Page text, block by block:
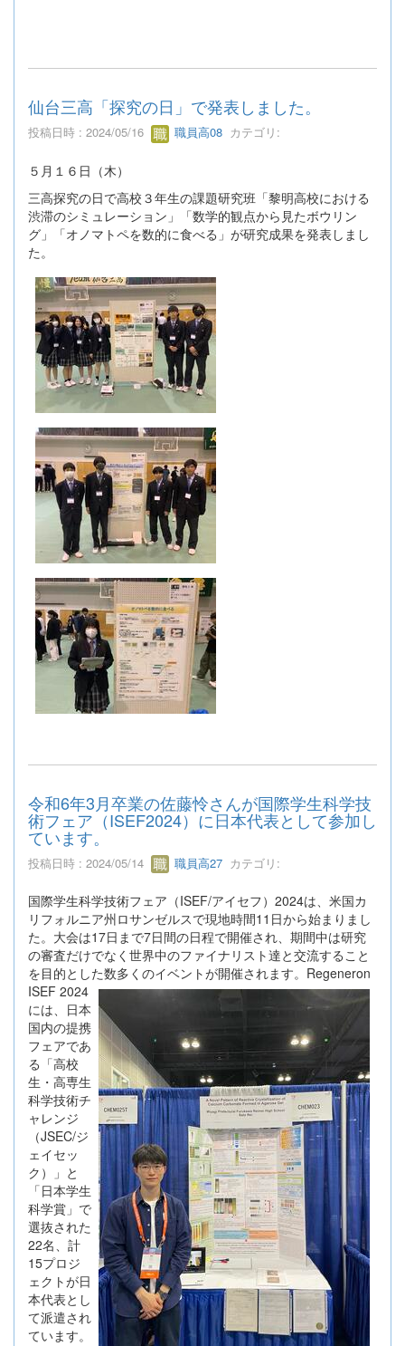
仙台三高「探究の日」で発表しました。
投稿日時 : 2024/05/16 職員高08 カテゴリ:
５月１６日（木）
三高探究の日で高校３年生の課題研究班「黎明高校における
渋滞のシミュレーション」「数学的観点から見たボウリン
グ」「オノマトペを数的に食べる」が研究成果を発表しまし
た。
令和6年3月卒業の佐藤怜さんが国際学生科学技
術フェア（ISEF2024）に日本代表として参加し
ています。
投稿日時 : 2024/05/14 職員高27 カテゴリ:
国際学生科学技術フェア（ISEF/アイセフ）2024は、米国カ
リフォルニア州ロサンゼルスで現地時間11日から始まりまし
た。大会は17日まで7日間の日程で開催され、期間中は研究
の審査だけでなく世界中のファイナリスト達と交流すること
を目的とした数多くのイベントが開催されます。Regeneron
ISEF 2024
には、日本
国内の提携
フェアであ
る「高校
生・高専生
科学技術チ
ャレンジ
（JSEC/ジ
ェイセッ
ク）」と
「日本学生
科学賞」で
選抜された
22名、計
15プロジ
ェクトが日
本代表とし
て派遣され
ています。